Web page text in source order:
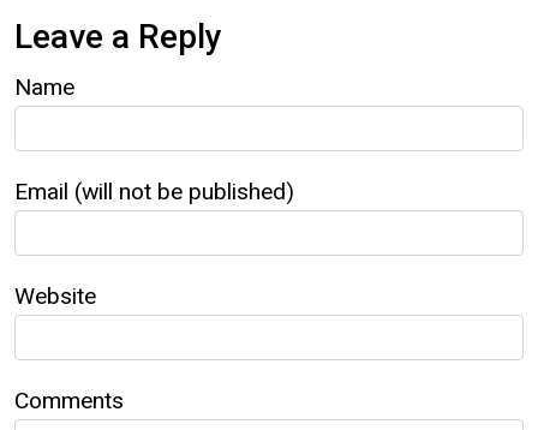
Leave a Reply
Name
Email (will not be published)
Website
Comments